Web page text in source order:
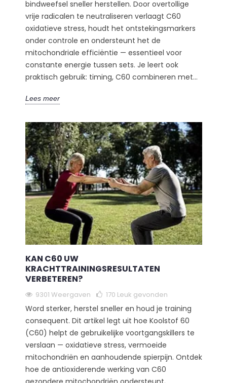
bindweefsel sneller herstellen. Door overtollige
vrije radicalen te neutraliseren verlaagt C60
oxidatieve stress, houdt het ontstekingsmarkers
onder controle en ondersteunt het de
mitochondriale efficiëntie — essentieel voor
constante energie tussen sets. Je leert ook
praktisch gebruik: timing, C60 combineren met...
Lees meer
KAN C60 UW
KRACHTTRAININGSRESULTATEN
VERBETEREN?
9301 Weergaven 170 Leuk gevonden
Word sterker, herstel sneller en houd je training
consequent. Dit artikel legt uit hoe Koolstof 60
(C60) helpt de gebruikelijke voortgangskillers te
verslaan — oxidatieve stress, vermoeide
mitochondriën en aanhoudende spierpijn. Ontdek
hoe de antioxiderende werking van C60